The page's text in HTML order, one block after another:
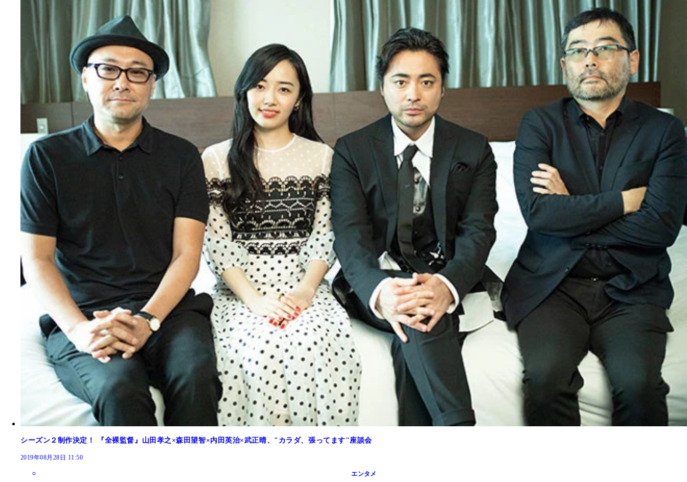
ゴージャスの必殺技のひとつである６１９（シックスワンナイン）
「レスラーとしてのパラメーターはスピードとパワーは１か２ですが、人生経験は１０です」と不敵にほほえむ松野氏
妥協なきトレーニングと食事管理で現在は血管も浮き出るほどのバッキバキのボディに。体脂肪は驚異の５.５％。写真は撮影前に筋肉をパンプアップさせようとゴージャスプ
アップに励む松野氏
シーズン２制作決定！ 『全裸監督』山田孝之×森田望智×内田英治×武正晴、"カラダ、張ってます"座談会
2019年08月28日 11:50
エンタメ